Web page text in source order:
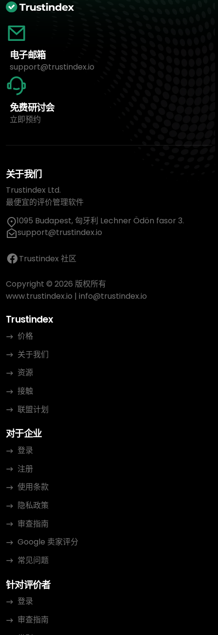
电子邮箱
support@trustindex.io
免费研讨会
立即预约
关于我们
Trustindex Ltd.
最便宜的评价管理软件
1095 Budapest, 匈牙利 Lechner Ödön fasor 3.
support@trustindex.io
Trustindex 社区
Copyright © 2026 版权所有
www.trustindex.io | info@trustindex.io
Trustindex
价格
关于我们
资源
接触
联盟计划
对于企业
登录
注册
使用条款
隐私政策
审查指南
Google 卖家评分
常见问题
针对评价者
登录
审查指南